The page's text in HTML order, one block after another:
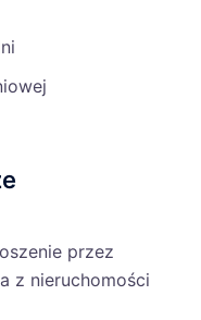
przez
z nieruchomości